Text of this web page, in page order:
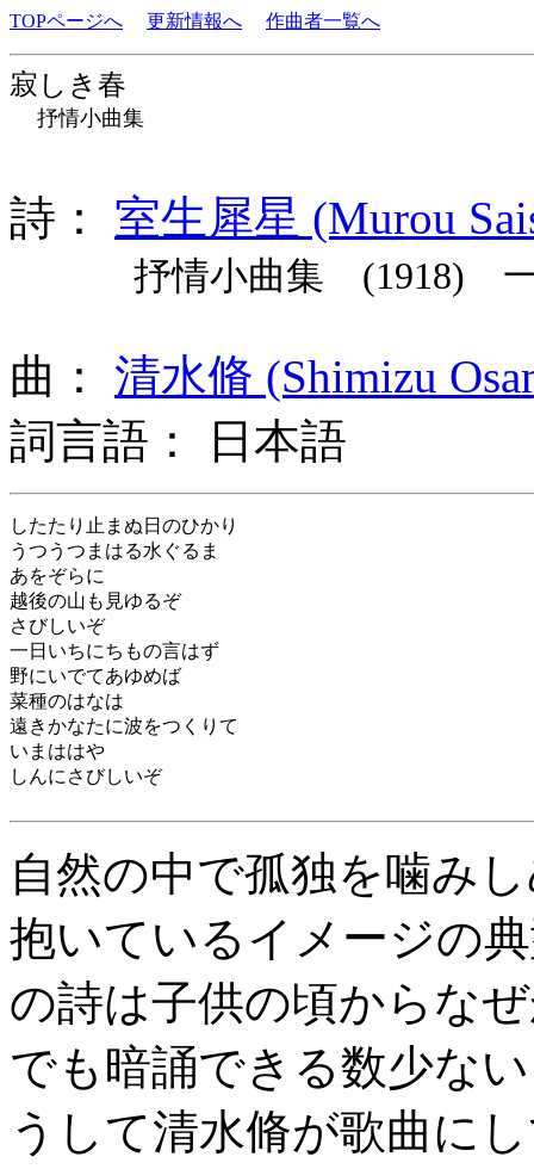
TOPページへ 更新情報へ 作曲者一覧へ
寂しき春
抒情小曲集
詩： 室生犀星 (Murou
抒情小曲集 (1918)
曲： 清水脩 (Shimizu
詞言語： 日本語
したたり止まぬ日のひかり
うつうつまはる水ぐるま
あをぞらに
越後の山も見ゆるぞ
さびしいぞ
一日いちにちもの言はず
野にいでてあゆめば
菜種のはなは
遠きかなたに波をつくりて
いまははや
しんにさびしいぞ
自然の中で孤独を噛み
抱いているイメージの
の詩は子供の頃からな
でも暗誦できる数少な
うして清水脩が歌曲に